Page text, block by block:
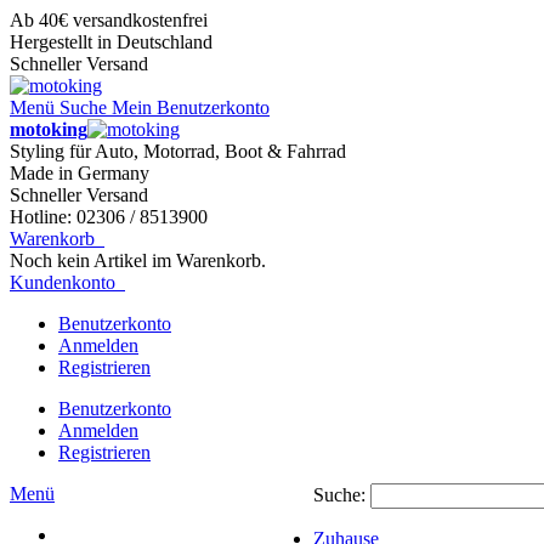
Ab 40€ versandkostenfrei
Hergestellt in Deutschland
Schneller Versand
Menü Suche Mein Benutzerkonto
motoking
Styling für Auto, Motorrad, Boot & Fahrrad
Made in Germany
Schneller Versand
Hotline: 02306 / 8513900
Warenkorb
Noch kein Artikel im Warenkorb.
Kundenkonto
Benutzerkonto
Anmelden
Registrieren
Benutzerkonto
Anmelden
Registrieren
Menü
Suche:
Zuhause